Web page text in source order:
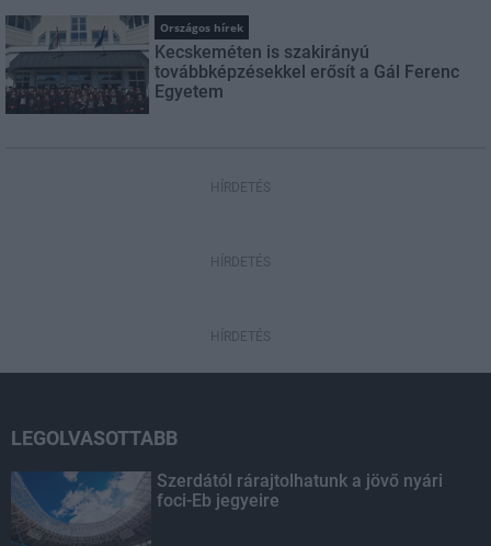
Országos hírek
Kecskeméten is szakirányú
továbbképzésekkel erősít a Gál Ferenc
Egyetem
HÍRDETÉS
HÍRDETÉS
HÍRDETÉS
LEGOLVASOTTABB
Szerdától rárajtolhatunk a jövő nyári
foci-Eb jegyeire